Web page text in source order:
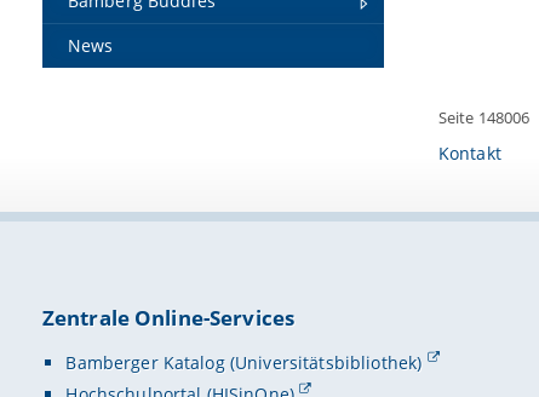
News
Seite 148006
Kontakt
Zentrale Online-Services
Bamberger Katalog (Universitätsbibliothek)